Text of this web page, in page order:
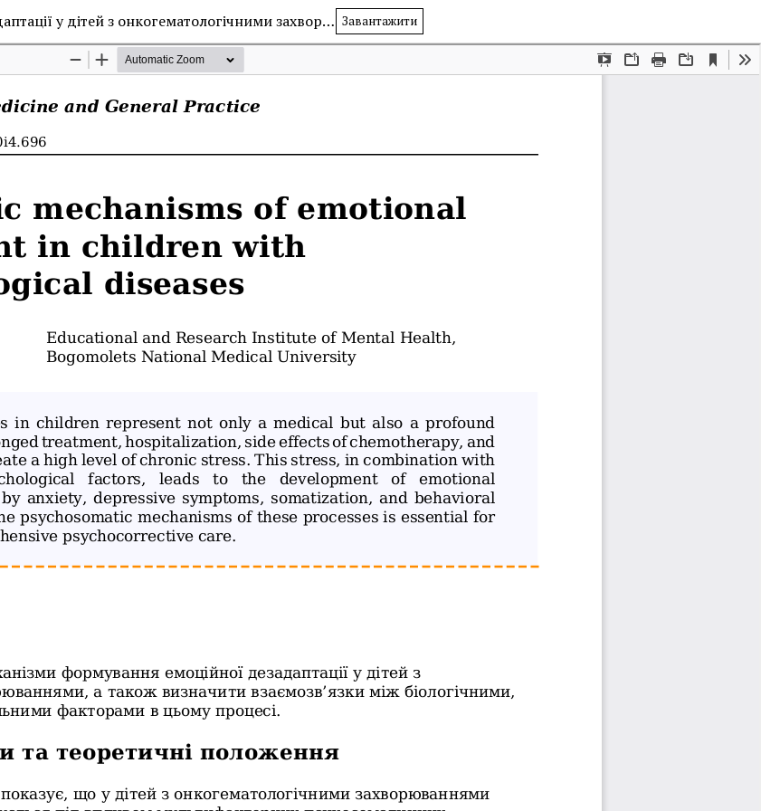
Психосоматичні механізми формування емоційної дезадаптації у дітей з онкогематологічними захворюваннями Завантажити